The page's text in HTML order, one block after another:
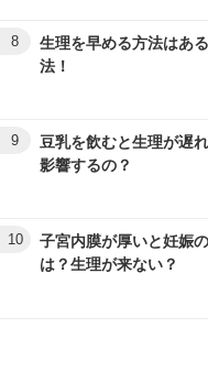
8
生理を早める方法はあ
法！
9
豆乳を飲むと生理が遅
影響するの？
10
子宮内膜が厚いと妊娠
は？生理が来ない？